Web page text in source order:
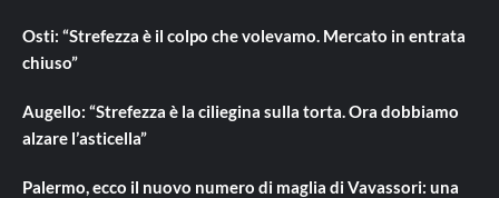
Osti: “Strefezza è il colpo che volevamo. Mercato in entrata
chiuso”
Augello: “Strefezza è la ciliegina sulla torta. Ora dobbiamo
alzare l’asticella”
Palermo, ecco il nuovo numero di maglia di Vavassori: una